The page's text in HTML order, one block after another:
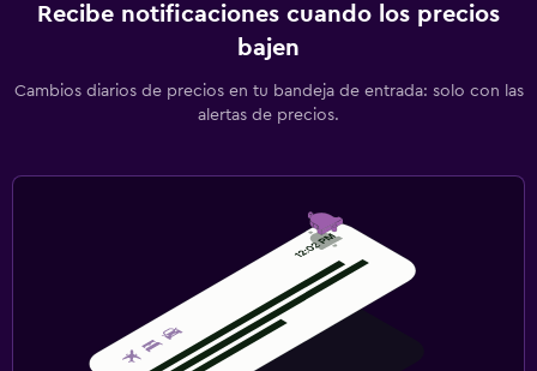
Recibe notificaciones cuando los precios
bajen
Cambios diarios de precios en tu bandeja de entrada: solo con las
alertas de precios.